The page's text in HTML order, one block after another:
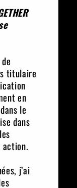
titulaire
en
le
dans
action.
j’ai